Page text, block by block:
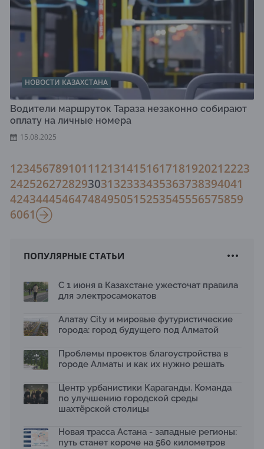
НОВОСТИ КАЗАХСТАНА
Водители маршруток Тараза незаконно собирают
оплату на личные номера
15.08.2025
1234567891011121314151617181920212223
242526272829303132333435363738394041
424344454647484950515253545556575859
6061
ПОПУЛЯРНЫЕ СТАТЬИ
С 1 июня в Казахстане ужесточат правила
для электросамокатов
Алатау City и мировые футуристические
города: город будущего под Алматой
Проблемы проектов благоустройства в
городе Алматы и как их нужно решать
Центр урбанистики Караганды. Команда
по улучшению городской среды
шахтёрской столицы
Новая трасса Астана - западные регионы:
путь станет короче на 560 километров